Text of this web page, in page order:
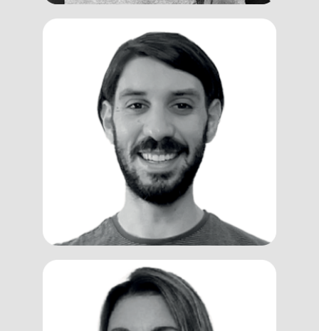
Andrea
Dalla Libera
AI Specialist